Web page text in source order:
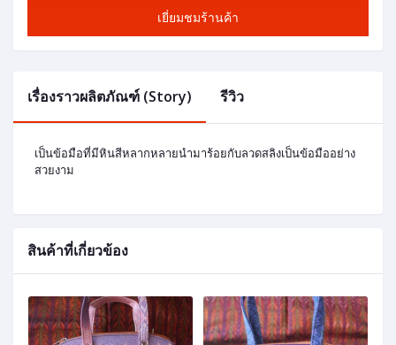
เยี่ยมชมร้านค้า
เรื่องราวผลิตภัณฑ์ (Story) รีวิว
เป็นข้อมือที่มีหินสีหลากหลายนำมาร้อยกับลวดสลิงเป็นข้อมืออย่าง
สวยงาม
สินค้าที่เกี่ยวข้อง